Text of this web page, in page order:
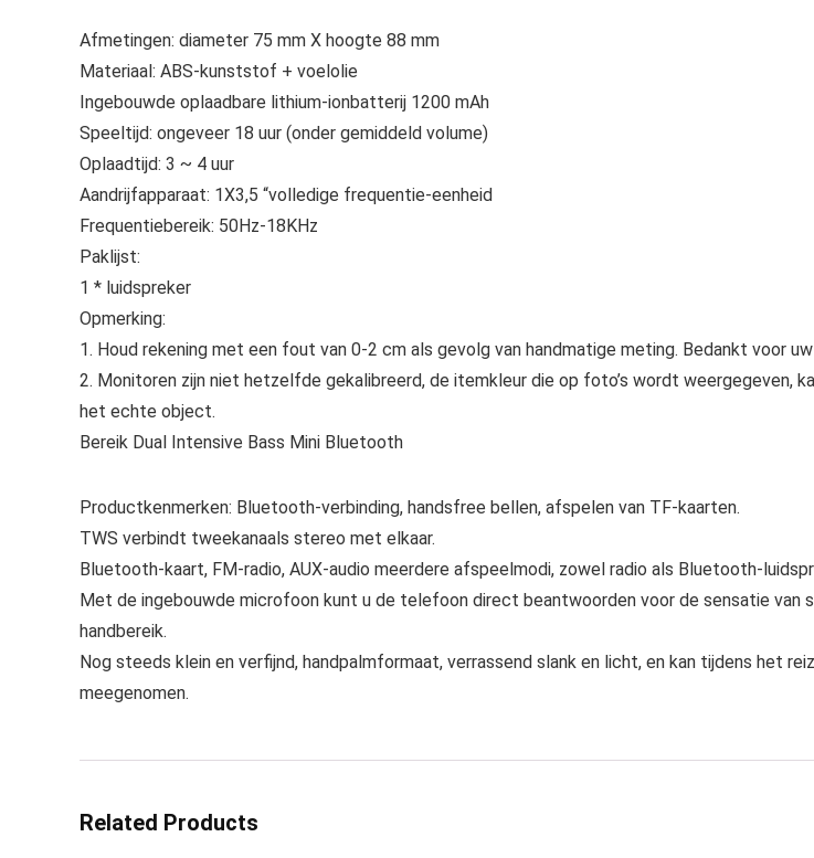
Afmetingen: diameter 75 mm X hoogte 88 mm
Materiaal: ABS-kunststof + voelolie
Ingebouwde oplaadbare lithium-ionbatterij 1200 mAh
Speeltijd: ongeveer 18 uur (onder gemiddeld volume)
Oplaadtijd: 3 ~ 4 uur
Aandrijfapparaat: 1X3,5 “volledige frequentie-eenheid
Frequentiebereik: 50Hz-18KHz
Paklijst:
1 * luidspreker
Opmerking:
1. Houd rekening met een fout van 0-2 cm als gevolg van handmatige meting. Bedankt voor
2. Monitoren zijn niet hetzelfde gekalibreerd, de itemkleur die op foto’s wordt weergegeven,
het echte object.
Bereik Dual Intensive Bass Mini Bluetooth
Productkenmerken: Bluetooth-verbinding, handsfree bellen, afspelen van TF-kaarten.
TWS verbindt tweekanaals stereo met elkaar.
Bluetooth-kaart, FM-radio, AUX-audio meerdere afspeelmodi, zowel radio als Bluetooth-
Met de ingebouwde microfoon kunt u de telefoon direct beantwoorden voor de sensatie van
handbereik.
Nog steeds klein en verfijnd, handpalmformaat, verrassend slank en licht, en kan tijdens het
meegenomen.
Related Products